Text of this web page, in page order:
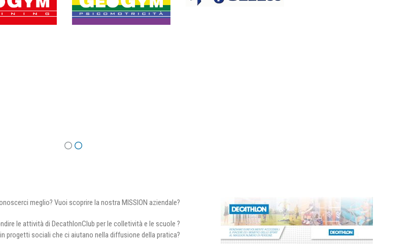
meglio? Vuoi scoprire la nostra MISSION aziendale?
le attività di DecathlonClub per le colletività e le scuole ?
progetti sociali che ci aiutano nella diffusione della pratica?